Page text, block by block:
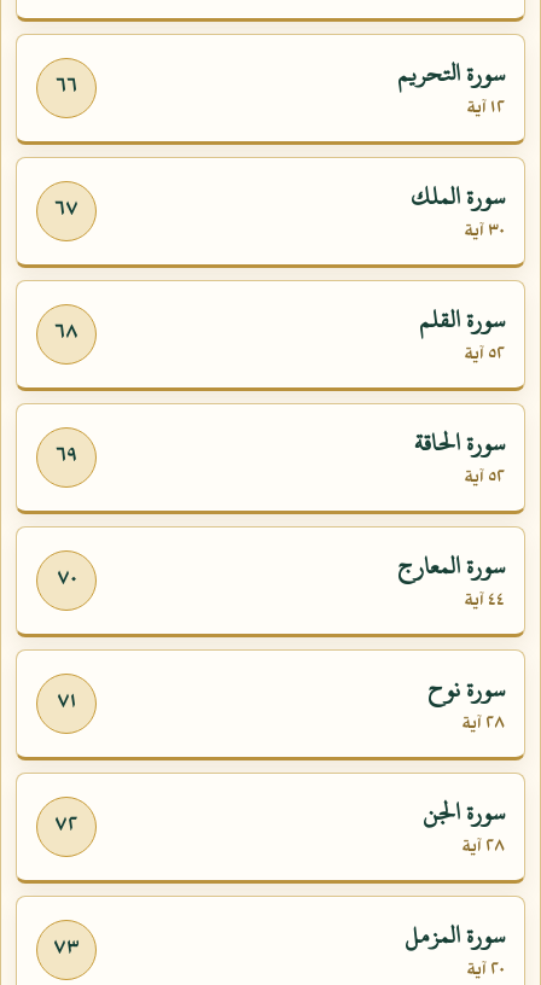
٦٦ سورة التحريم
١٢ آية
٦٧ سورة الملك
٣٠ آية
٦٨ سورة القلم
٥٢ آية
٦٩ سورة الحاقة
٥٢ آية
٧٠ سورة المعارج
٤٤ آية
٧١ سورة نوح
٢٨ آية
٧٢ سورة الجن
٢٨ آية
٧٣ سورة المزمل
٢٠ آية